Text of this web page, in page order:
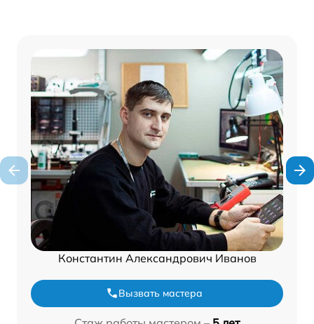
Константин Александрович Иванов
Вызвать мастера